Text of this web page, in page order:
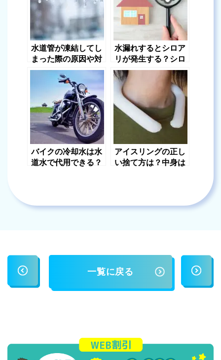
水道管が凍結してし
まった際の原因や対
処法について解説！
水漏れするとシロア
リが発生する？シロ
アリの予防方法はあ
る？【矢野】
バイクの冷却水は水
道水で代用できる？
アイスリングの正し
い捨て方は？中身は
一覧に戻る